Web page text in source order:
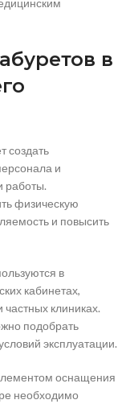
в
создать
и
работы.
физическую
и повысить
в
кабинетах,
частных клиниках.
подобрать
эксплуатации.
оснащения
необходимо